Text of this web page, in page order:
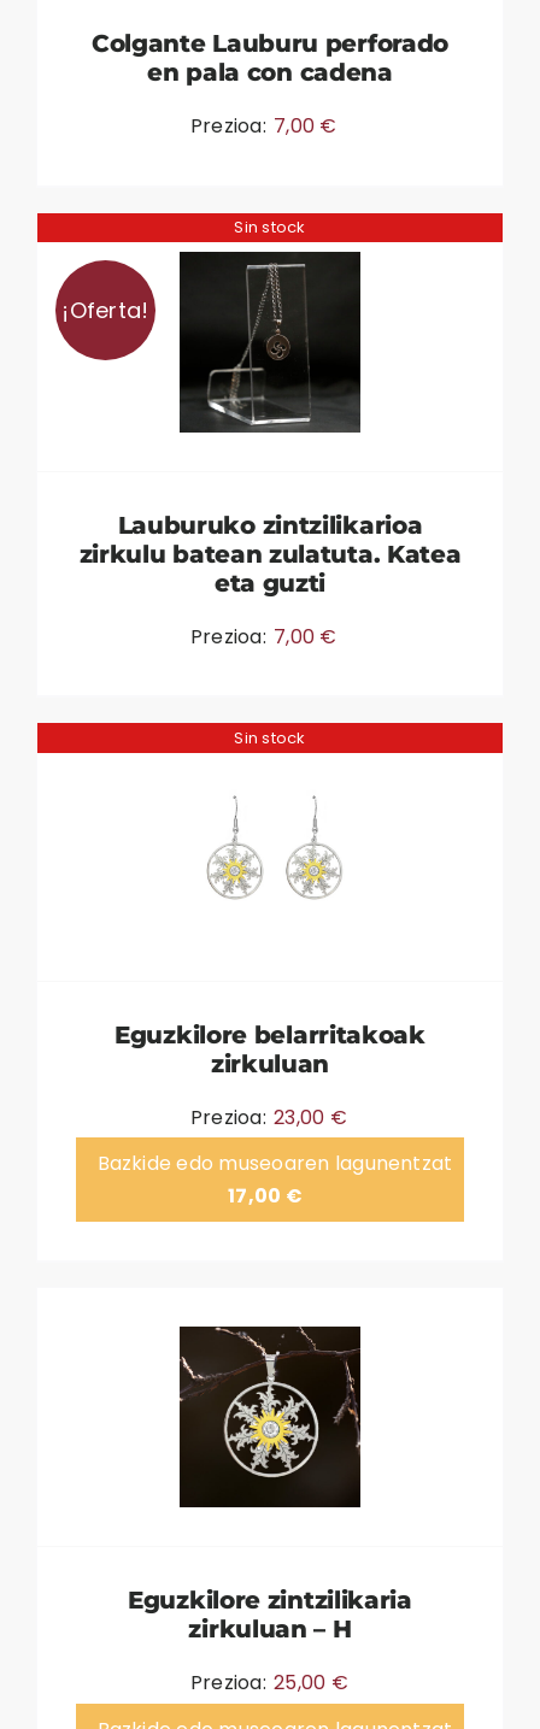
Colgante Lauburu perforado
en pala con cadena
Prezioa: 7,00 €
Sin stock
¡Oferta!
Lauburuko zintzilikarioa
zirkulu batean zulatuta. Katea
eta guzti
Prezioa: 7,00 €
Sin stock
Eguzkilore belarritakoak
zirkuluan
Prezioa: 23,00 €
Bazkide edo museoaren lagunentzat
17,00 €
Eguzkilore zintzilikaria
zirkuluan – H
Prezioa: 25,00 €